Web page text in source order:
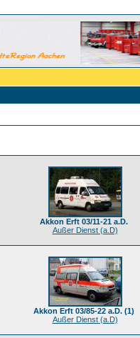
Akkon Erft 03/11-21 a.D.
Außer Dienst (a.D)
Akkon Erft 03/85-22 a.D. (1)
Außer Dienst (a.D)